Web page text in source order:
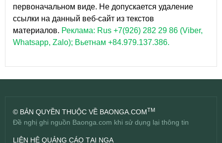
первоначальном виде. Не допускается удаление
ссылки на данный веб-сайт из текстов
материалов. Реклама: Rus +7(926) 282 29 86 (Viber,
Whatsapp, Zalo); Вьетнам +84.979.137.386.
© BẢN QUYỀN THUỘC VỀ BAONGA.COMTM
Đề nghị ghi nguồn Baonga.com khi sử dụng lại thông tin
LIÊN HỆ QUẢNG CÁO TẠI NGA